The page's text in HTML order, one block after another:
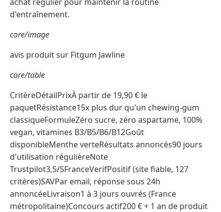
d'entraînement.
core/image
avis produit sur Fitgum Jawline
core/table
CritèreDétailPrixÀ partir de 19,90 € le
paquetRésistance15x plus dur qu'un chewing-gum
classiqueFormuleZéro sucre, zéro aspartame, 100%
vegan, vitamines B3/B5/B6/B12Goût
disponibleMenthe verteRésultats annoncés90 jours
d'utilisation régulièreNote
Trustpilot3,5/5FranceVerifPositif (site fiable, 127
critères)SAVPar email, réponse sous 24h
annoncéeLivraison1 à 3 jours ouvrés (France
métropolitaine)Concours actif200 € + 1 an de produit